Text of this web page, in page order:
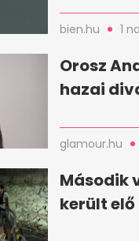
bien.hu 1
Orosz
hazai
glamour.hu
Második
került